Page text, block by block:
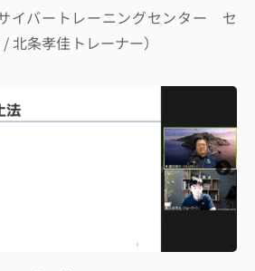
サイバートレーニングセンター セ
条孝佳トレーナー）